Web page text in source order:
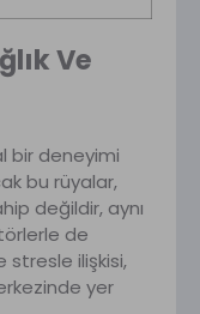
Ve
bir deneyimi
bu rüyalar,
değildir, aynı
de
stresle ilişkisi,
yer